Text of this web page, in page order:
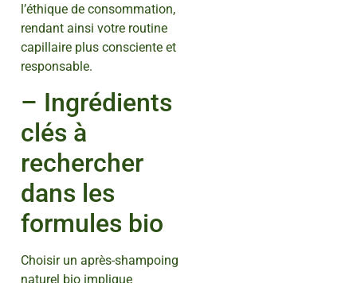
l’éthique de consommation,
rendant ainsi votre routine
capillaire plus consciente et
responsable.
– Ingrédients
clés à
rechercher
dans les
formules bio
Choisir un après-shampoing
naturel bio implique